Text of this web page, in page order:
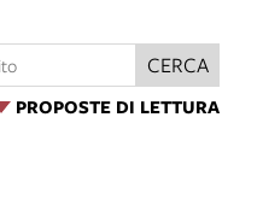
PROPOSTE DI LETTURA
CERCA